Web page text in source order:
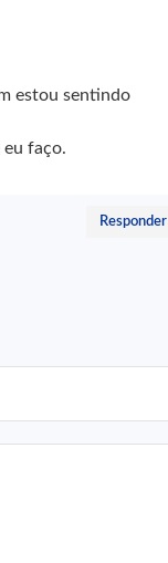
estou sentindo
eu faço.
Responder